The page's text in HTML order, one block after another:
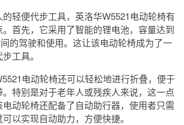
轻便代步工具，英洛华W5521电动轮椅有
首先，它采用了智能的锂电池，容量达到
的驾驶和使用。这让该电动轮椅成为了一
工具。
电动轮椅还可以轻松地进行折叠，便于
特别是对于老年人或残疾人来说，这一点
动轮椅还配备了自动助行器，使用者只需
以实现自动助力，方便快捷。